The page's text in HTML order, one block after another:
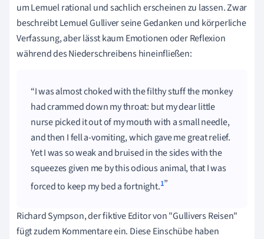
um Lemuel rational und sachlich erscheinen zu lassen. Zwar
beschreibt Lemuel Gulliver seine Gedanken und körperliche
Verfassung, aber lässt kaum Emotionen oder Reflexion
während des Niederschreibens hineinfließen:
I was almost choked with the filthy stuff the monkey
had crammed down my throat: but my dear little
nurse picked it out of my mouth with a small needle,
and then I fell a-vomiting, which gave me great relief.
Yet I was so weak and bruised in the sides with the
squeezes given me by this odious animal, that I was
forced to keep my bed a fortnight.1
Richard Sympson, der fiktive Editor von "Gullivers Reisen"
fügt zudem Kommentare ein. Diese Einschübe haben